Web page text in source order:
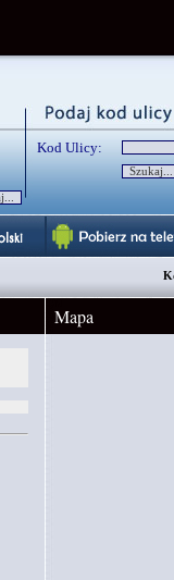
Kod Ulicy:
Mapa